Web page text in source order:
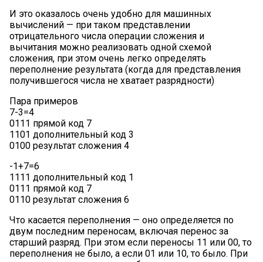
И это оказалось очень удобно для машинных
вычислений — при таком представлении
отрицательного числа операции сложения и
вычитания можно реализовать одной схемой
сложения, при этом очень легко определять
переполнение результата (когда для представления
получившегося числа не хватает разрядности)
Пара примеров
7-3=4
0111 прямой код 7
1101 дополнительный код 3
0100 результат сложения 4
-1+7=6
1111 дополнительный код 1
0111 прямой код 7
0110 результат сложения 6
Что касается переполнения — оно определяется по
двум последним переносам, включая перенос за
старший разряд. При этом если переносы 11 или 00, то
переполнения не было, а если 01 или 10, то было. При